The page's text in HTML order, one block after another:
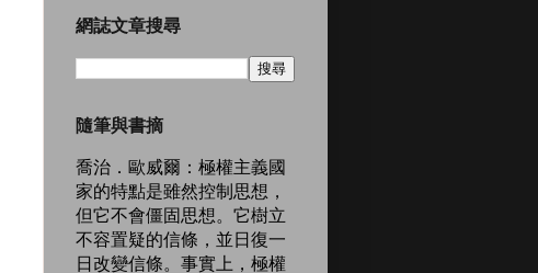
網誌文章搜尋
隨筆與書摘
喬治．歐威爾：極權主義國
家的特點是雖然控制思想，
但它不會僵固思想。它樹立
不容置疑的信條，並日復一
日改變信條。事實上，極權